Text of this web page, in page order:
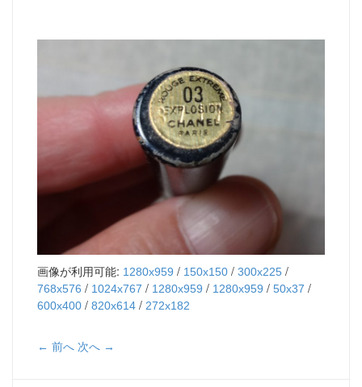
画像が利用可能: 1280x959 / 150x150 / 300x225 /
768x576 / 1024x767 / 1280x959 / 1280x959 / 50x37 /
600x400 / 820x614 / 272x182
← 前へ 次へ →